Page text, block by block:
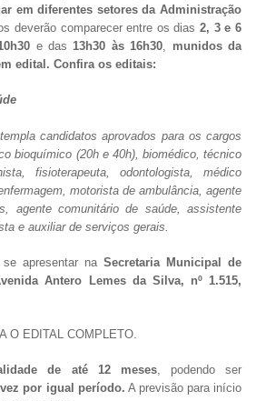
em diferentes setores da Administração
deverão comparecer entre os dias2, 3 e 6
e das13h30 às 16h30, munidos da
edital. Confira os editais:
candidatos aprovados para os cargos
bioquímico (20h e 40h), biomédico, técnico
fisioterapeuta, odontologista, médico
motorista de ambulância, agente
agente comunitário de saúde, assistente
e auxiliar de serviços gerais.
apresentar na Secretaria Municipal de
Antero Lemes da Silva, nº 1.515,
O EDITAL COMPLETO.
de até 12 meses, podendo ser
por igual período. A previsão para início